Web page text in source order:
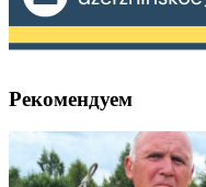
Рекомендуем